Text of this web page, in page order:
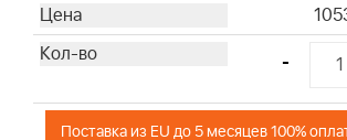
-
Поставка из EU до 5 месяцев 100%